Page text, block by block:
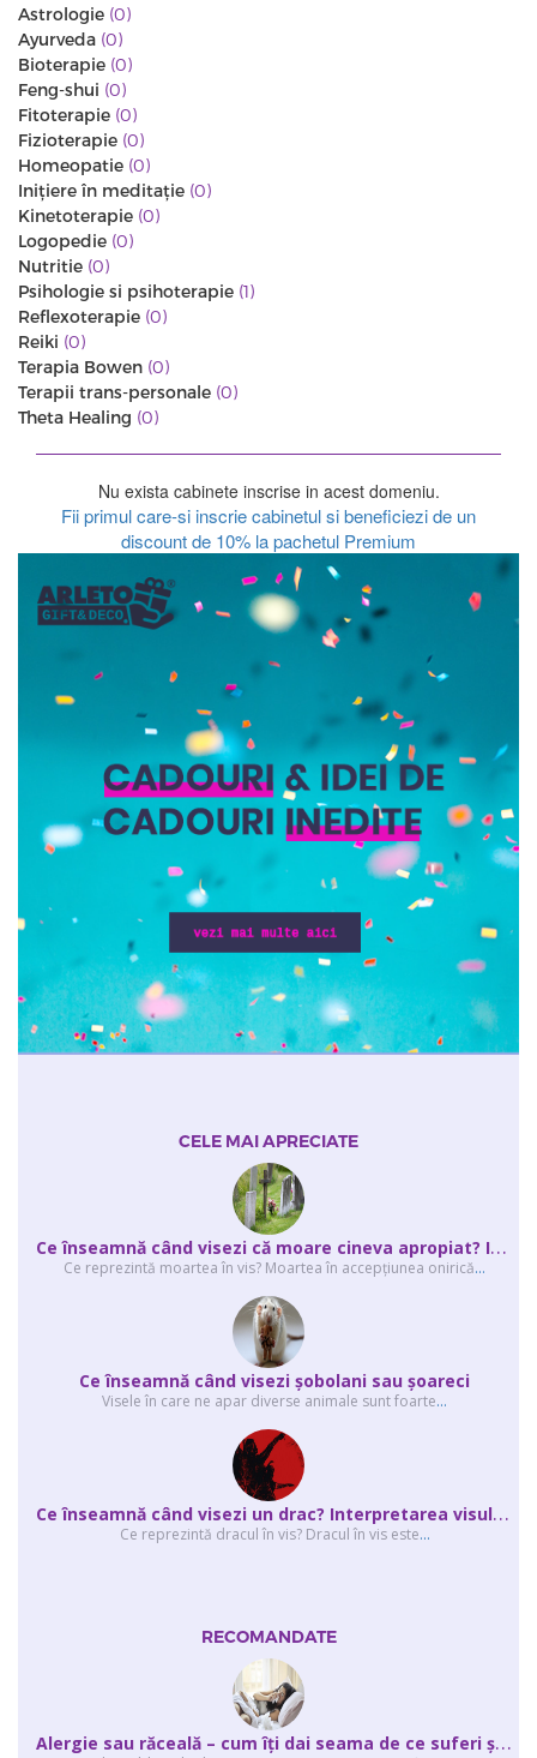
Astrologie (0)
Ayurveda (0)
Bioterapie (0)
Feng-shui (0)
Fitoterapie (0)
Fizioterapie (0)
Homeopatie (0)
Iniţiere în meditaţie (0)
Kinetoterapie (0)
Logopedie (0)
Nutritie (0)
Psihologie si psihoterapie (1)
Reflexoterapie (0)
Reiki (0)
Terapia Bowen (0)
Terapii trans-personale (0)
Theta Healing (0)
Nu exista cabinete inscrise in acest domeniu.
Fii primul care-si inscrie cabinetul si beneficiezi de un
discount de 10% la pachetul Premium
CELE MAI APRECIATE
C
e înseamnă când visezi că moare cineva apropiat? Interpretarea visului în ...
Ce reprezintă moartea în vis? Moartea în accepţiunea onirică...
Ce înseamnă când visezi şobolani sau şoareci
Visele în care ne apar diverse animale sunt foarte...
C
e înseamnă când visezi un drac? Interpretarea visului în care apar unul sau...
Ce reprezintă dracul în vis? Dracul în vis este...
RECOMANDATE
A
lergie sau răceală – cum îţi dai seama de ce suferi și de ce conteaz...